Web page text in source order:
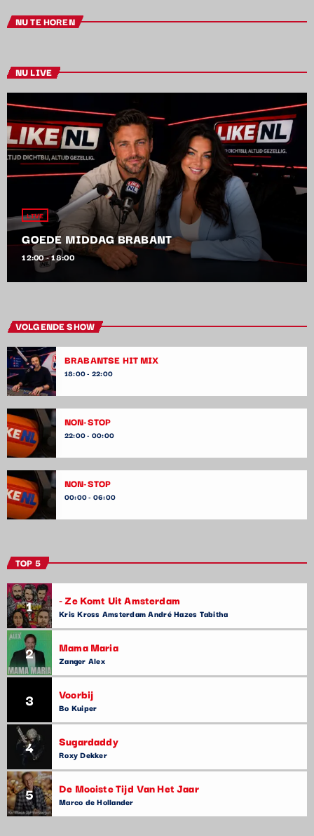
NU TE HOREN
NU LIVE
LIVE
GOEDE MIDDAG BRABANT
12:00 - 18:00
VOLGENDE SHOW
BRABANTSE HIT MIX
18:00 - 22:00
NON-STOP
22:00 - 00:00
NON-STOP
00:00 - 06:00
TOP 5
1 - Ze Komt Uit Amsterdam
Kris Kross Amsterdam André Hazes Tabitha
2 Mama Maria
Zanger Alex
3 Voorbij
Bo Kuiper
4 Sugardaddy
Roxy Dekker
5 De Mooiste Tijd Van Het Jaar
Marco de Hollander